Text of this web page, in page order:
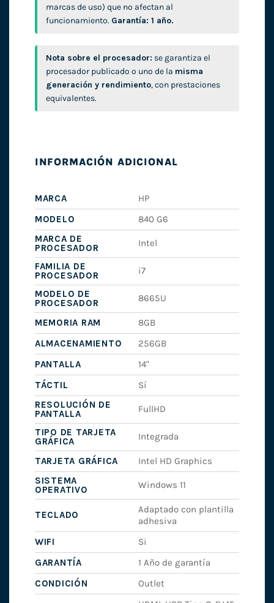
marcas de uso) que no afectan al
funcionamiento. Garantía: 1 año.
Nota sobre el procesador: se garantiza el
procesador publicado o uno de la misma
generación y rendimiento, con prestaciones
equivalentes.
INFORMACIÓN ADICIONAL
MARCA
HP
MODELO
840 G6
MARCA DE
PROCESADOR
Intel
FAMILIA DE
PROCESADOR
i7
MODELO DE
PROCESADOR
8665U
MEMORIA RAM
8GB
ALMACENAMIENTO
256GB
PANTALLA
14"
TÁCTIL
Sí
RESOLUCIÓN DE
PANTALLA
FullHD
TIPO DE TARJETA
GRÁFICA
Integrada
TARJETA GRÁFICA
Intel HD Graphics
SISTEMA
OPERATIVO
Windows 11
TECLADO
Adaptado con plantilla
adhesiva
WIFI
Si
GARANTÍA
1 Año de garantía
CONDICIÓN
Outlet